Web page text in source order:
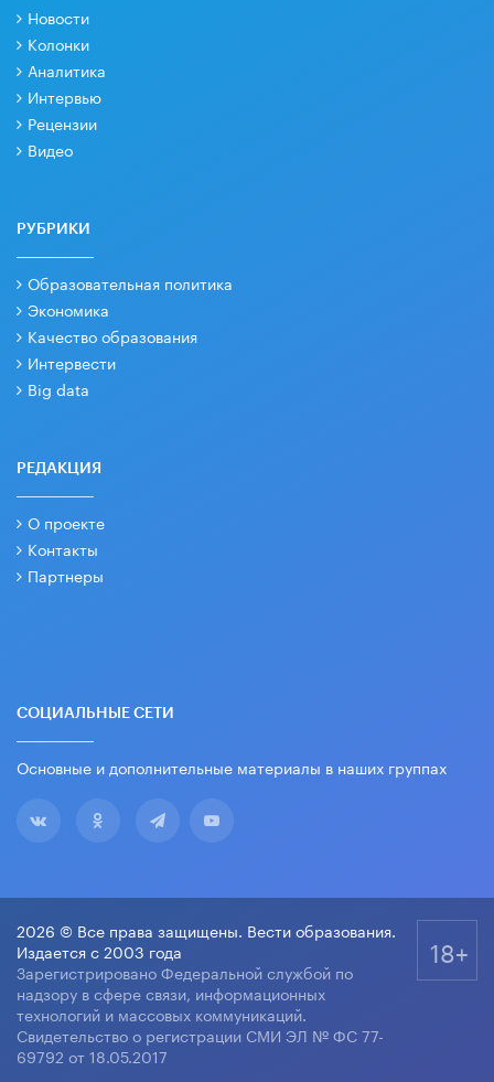
Новости
Колонки
Аналитика
Интервью
Рецензии
Видео
РУБРИКИ
Образовательная политика
Экономика
Качество образования
Интервести
Big data
РЕДАКЦИЯ
О проекте
Контакты
Партнеры
СОЦИАЛЬНЫЕ СЕТИ
Основные и дополнительные материалы в наших группах
2026 © Все права защищены. Вести образования.
Издается с 2003 года
Зарегистрировано Федеральной службой по
надзору в сфере связи, информационных
технологий и массовых коммуникаций.
Свидетельство о регистрации СМИ ЭЛ № ФС 77-
69792 от 18.05.2017
18+